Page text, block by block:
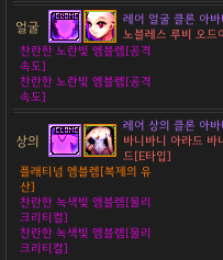
얼굴
레어 얼굴 클론 아바
노블레스 루비 오드
찬란한 노란빛 엠블렘[공격
속도]
찬란한 노란빛 엠블렘[공격
속도]
상의
레어 상의 클론 아바
바니바니 아라드 바
드[E타입]
플래티넘 엠블렘[복제의 유
산]
찬란한 녹색빛 엠블렘[물리
크리티컬]
찬란한 녹색빛 엠블렘[물리
크리티컬]